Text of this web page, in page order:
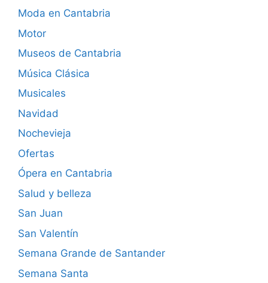
Moda en Cantabria
Motor
Museos de Cantabria
Música Clásica
Musicales
Navidad
Nochevieja
Ofertas
Ópera en Cantabria
Salud y belleza
San Juan
San Valentín
Semana Grande de Santander
Semana Santa